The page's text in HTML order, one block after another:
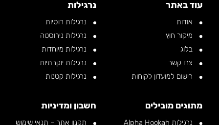
עוד באתר
אודות
מיקור חוץ
בלוג
צרו קשר
רישום למועדון לקוחות
נרגילות
נרגילות רוסיות
נרגילות נירוסטה
נרגילות מיוחדות
נרגילות יוקרתיות
נרגילות קטנות
מתוגים מובילים
נרגילות Alpha Hookah
חשבון ומדיניות
תקנון אתר – תנאי שימוש